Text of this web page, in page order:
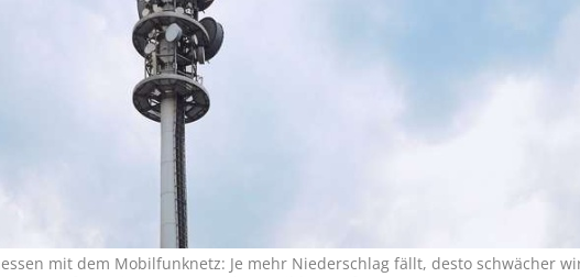
mit dem Mobilfunknetz: Je mehr Niederschlag fällt, desto schwächer